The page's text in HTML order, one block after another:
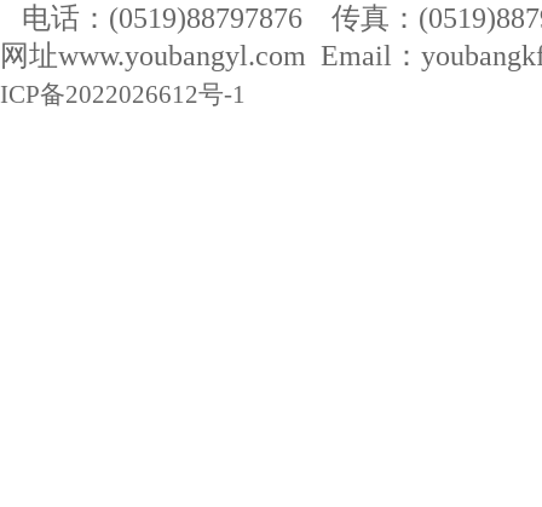
电话：(0519)88797876 传真：
网址www.youbangyl.com Email：
ICP备2022026612号-1